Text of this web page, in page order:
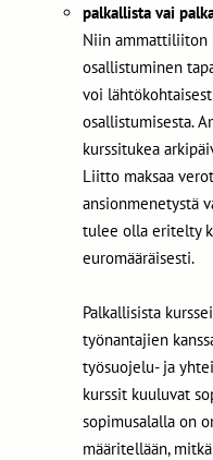
palkallista vai
Niin ammattiliiton
osallistuminen
voi
osallistumisesta.
kurssitukea
Liitto maksaa
ansionmenetystä
tulee olla eritelty
euromääräisesti.
Palkallisista
työnantajien
työsuojelu- ja
kurssit kuuluvat
sopimusalalla on
määritellään,